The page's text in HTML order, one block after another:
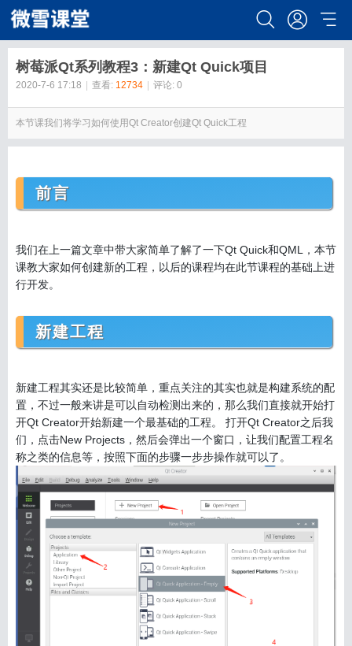
树莓派Qt系列教程3：新建Qt Quick项目
2020-7-6 17:18 查看: 12734 评论: 0
本节课我们将学习如何使用Qt Creator创建Qt Quick工程
前言
我们在上一篇文章中带大家简单了解了一下Qt Quick和QML，本节
课教大家如何创建新的工程，以后的课程均在此节课程的基础上进
行开发。
新建工程
新建工程其实还是比较简单，重点关注的其实也就是构建系统的配
置，不过一般来讲是可以自动检测出来的，那么我们直接就开始打
开Qt Creator开始新建一个最基础的工程。 打开Qt Creator之后我
们，点击New Projects，然后会弹出一个窗口，让我们配置工程名
称之类的信息等，按照下面的步骤一步步操作就可以了。